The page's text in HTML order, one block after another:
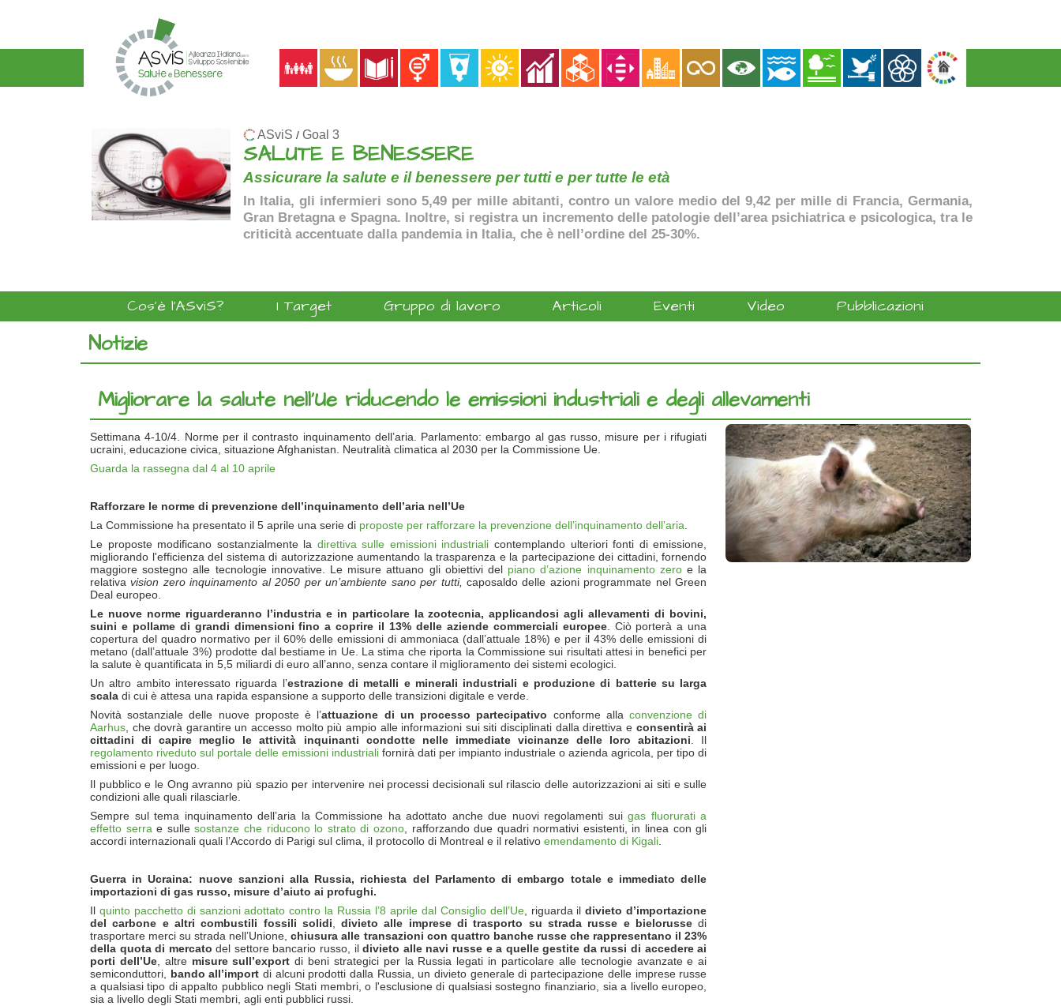
ASviS / Goal 3
SALUTE E BENESSERE
Assicurare la salute e il benessere per tutti e per tutte le età
In Italia, gli infermieri sono 5,49 per mille abitanti, contro un valore medio del 9,42 per mille di Francia, Germania,
Gran Bretagna e Spagna. Inoltre, si registra un incremento delle patologie dell’area psichiatrica e psicologica, tra le
criticità accentuate dalla pandemia in Italia, che è nell’ordine del 25-30%.
Cos'è l'ASviS? I Target Gruppo di lavoro Articoli Eventi Video Pubblicazioni
Notizie
Migliorare la salute nell’Ue riducendo le emissioni industriali e degli allevamenti
Settimana 4-10/4. Norme per il contrasto inquinamento dell’aria. Parlamento: embargo al gas russo, misure per i rifugiati
ucraini, educazione civica, situazione Afghanistan. Neutralità climatica al 2030 per la Commissione Ue.
Guarda la rassegna dal 4 al 10 aprile
Rafforzare le norme di prevenzione dell’inquinamento dell’aria nell’Ue
La Commissione ha presentato il 5 aprile una serie di proposte per rafforzare la prevenzione dell’inquinamento dell’aria
Le proposte modificano sostanzialmente la direttiva sulle emissioni industriali contemplando ulteriori fonti di emissione,
migliorando l'efficienza del sistema di autorizzazione aumentando la trasparenza e la partecipazione dei cittadini, fornendo
maggiore sostegno alle tecnologie innovative. Le misure attuano gli obiettivi del piano d’azione inquinamento zeroe la
relativavision zero inquinamento al 2050 per un’ambiente sano per tutti, caposaldo delle azioni programmate nel Green
Deal europeo.
Le nuove norme riguarderanno l’industria e in particolare la zootecnia, applicandosi agli allevamenti di bovini,
suini e pollame di grandi dimensioni fino a coprire il 13% delle aziende commerciali europee. Ciò porterà a una
copertura del quadro normativo per il 60% delle emissioni di ammoniaca (dall’attuale 18%) e per il 43% delle emissioni di
metano (dall’attuale 3%) prodotte dal bestiame in Ue. La stima che riporta la Commissione sui risultati attesi in benefici per
la salute è quantificata in 5,5 miliardi di euro all’anno, senza contare il miglioramento dei sistemi ecologici.
Un altro ambito interessato riguarda l’estrazione di metalli e minerali industriali e produzione di batterie su larga
scala di cui è attesa una rapida espansione a supporto delle transizioni digitale e verde.
Novità sostanziale delle nuove proposte è l’attuazione di un processo partecipativo conforme alla convenzione di
Aarhus , che dovrà garantire un accesso molto più ampio alle informazioni sui siti disciplinati dalla direttiva e consentirà ai
cittadini di capire meglio le attività inquinanti condotte nelle immediate vicinanze delle loro abitazioni . Il
regolamento riveduto sul portale delle emissioni industriali fornirà dati per impianto industriale o azienda agricola, per tipo di
emissioni e per luogo.
Il pubblico e le Ong avranno più spazio per intervenire nei processi decisionali sul rilascio delle autorizzazioni ai siti e sulle
condizioni alle quali rilasciarle.
Sempre sul tema inquinamento dell’aria la Commissione ha adottato anche due nuovi regolamenti suigas fluorurati a
effetto serra e sullesostanze che riducono lo strato di ozono, rafforzando due quadri normativi esistenti, in linea con gli
accordi internazionali quali l’Accordo di Parigi sul clima, il protocollo di Montreal e il relativo emendamento di Kigali
Guerra in Ucraina: nuove sanzioni alla Russia, richiesta del Parlamento di embargo totale e immediato delle
importazioni di gas russo, misure d’aiuto ai profughi.
Il quinto pacchetto di sanzioni adottato contro la Russia l’8 aprile dal Consiglio dell’Ue, riguarda ildivieto d’importazione
del carbone e altri combustili fossili solidi ,divieto alle imprese di trasporto su strada russe e bielorussedi
trasportare merci su strada nell’Unione,chiusura alle transazioni con quattro banche russe che rappresentano il 23%
della quota di mercato del settore bancario russo, ildivieto alle navi russe e a quelle gestite da russi di accedere ai
porti dell’Ue, altre misure sull’export di beni strategici per la Russia legati in particolare alle tecnologie avanzate e ai
semiconduttori, bando all’import di alcuni prodotti dalla Russia, un divieto generale di partecipazione delle imprese russe
a qualsiasi tipo di appalto pubblico negli Stati membri, o l'esclusione di qualsiasi sostegno finanziario, sia a livello europeo,
sia a livello degli Stati membri, agli enti pubblici russi.